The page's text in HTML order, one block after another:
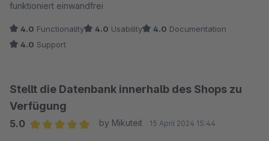
funktioniert einwandfrei
4.0 Functionality 4.0 Usability 4.0 Documentation
4.0 Support
Stellt die Datenbank innerhalb des Shops zu
Verfügung
5.0
by Mikuteit 15 April 2024 15:44